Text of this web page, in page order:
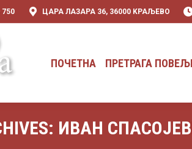
750 ЦАРА ЛАЗАРА 36, 36000 KРАЉЕВО
ПОЧЕТНА ПРЕТРАГА
ИВАН